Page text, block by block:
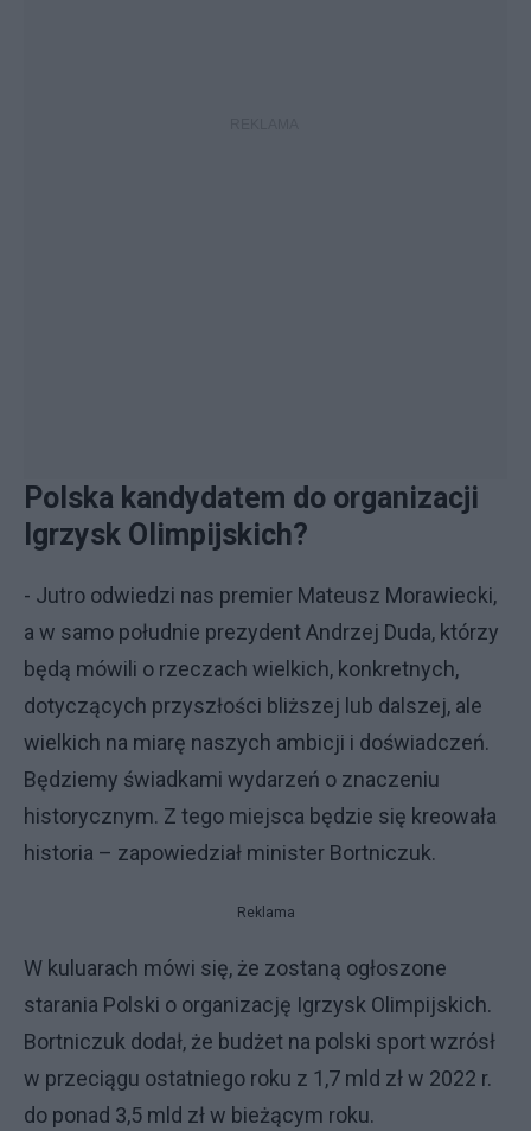
Polska kandydatem do organizacji
Igrzysk Olimpijskich?
- Jutro odwiedzi nas premier Mateusz Morawiecki,
a w samo południe prezydent Andrzej Duda, którzy
będą mówili o rzeczach wielkich, konkretnych,
dotyczących przyszłości bliższej lub dalszej, ale
wielkich na miarę naszych ambicji i doświadczeń.
Będziemy świadkami wydarzeń o znaczeniu
historycznym. Z tego miejsca będzie się kreowała
historia – zapowiedział minister Bortniczuk.
Reklama
W kuluarach mówi się, że zostaną ogłoszone
starania Polski o organizację Igrzysk Olimpijskich.
Bortniczuk dodał, że budżet na polski sport wzrósł
w przeciągu ostatniego roku z 1,7 mld zł w 2022 r.
do ponad 3,5 mld zł w bieżącym roku.